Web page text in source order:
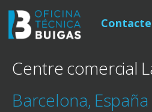
Contacte
Centre comercial
Barcelona, España